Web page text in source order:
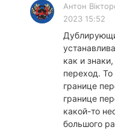
Антон
2023 15:52
как и
переход.
границе
границе
какой-то
большого